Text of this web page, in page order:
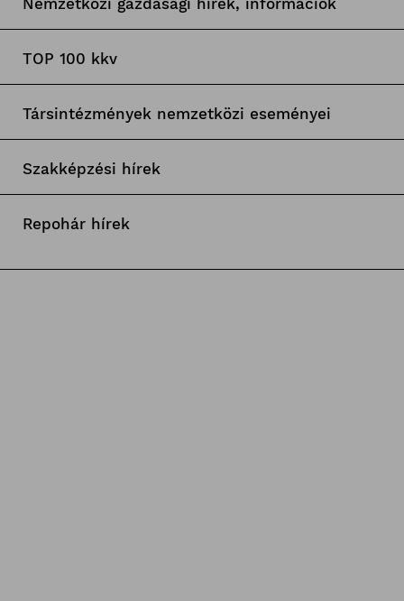
Nemzetközi gazdasági hírek, információk
TOP 100 kkv
Társintézmények nemzetközi eseményei
Szakképzési hírek
Repohár hírek